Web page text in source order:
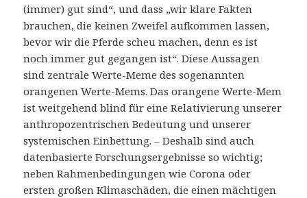
(immer) gut sind“, und dass „wir klare Fakten
brauchen, die keinen Zweifel aufkommen lassen,
bevor wir die Pferde scheu machen, denn es ist
noch immer gut gegangen ist“. Diese Aussagen
sind zentrale Werte-Meme des sogenannten
orangenen Werte-Mems. Das orangene Werte-Mem
ist weitgehend blind für eine Relativierung unserer
anthropozentrischen Bedeutung und unserer
systemischen Einbettung. – Deshalb sind auch
datenbasierte Forschungsergebnisse so wichtig;
neben Rahmenbedingungen wie Corona oder
ersten großen Klimaschäden, die einen mächtigen